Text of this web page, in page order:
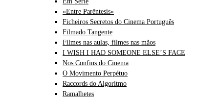
«Entre Parêntesis»
Ficheiros Secretos do Cinema Português
Filmado Tangente
Filmes nas aulas, filmes nas mãos
I WISH I HAD SOMEONE ELSE’S FACE
Nos Confins do Cinema
O Movimento Perpétuo
Raccords do Algoritmo
Ramalhetes